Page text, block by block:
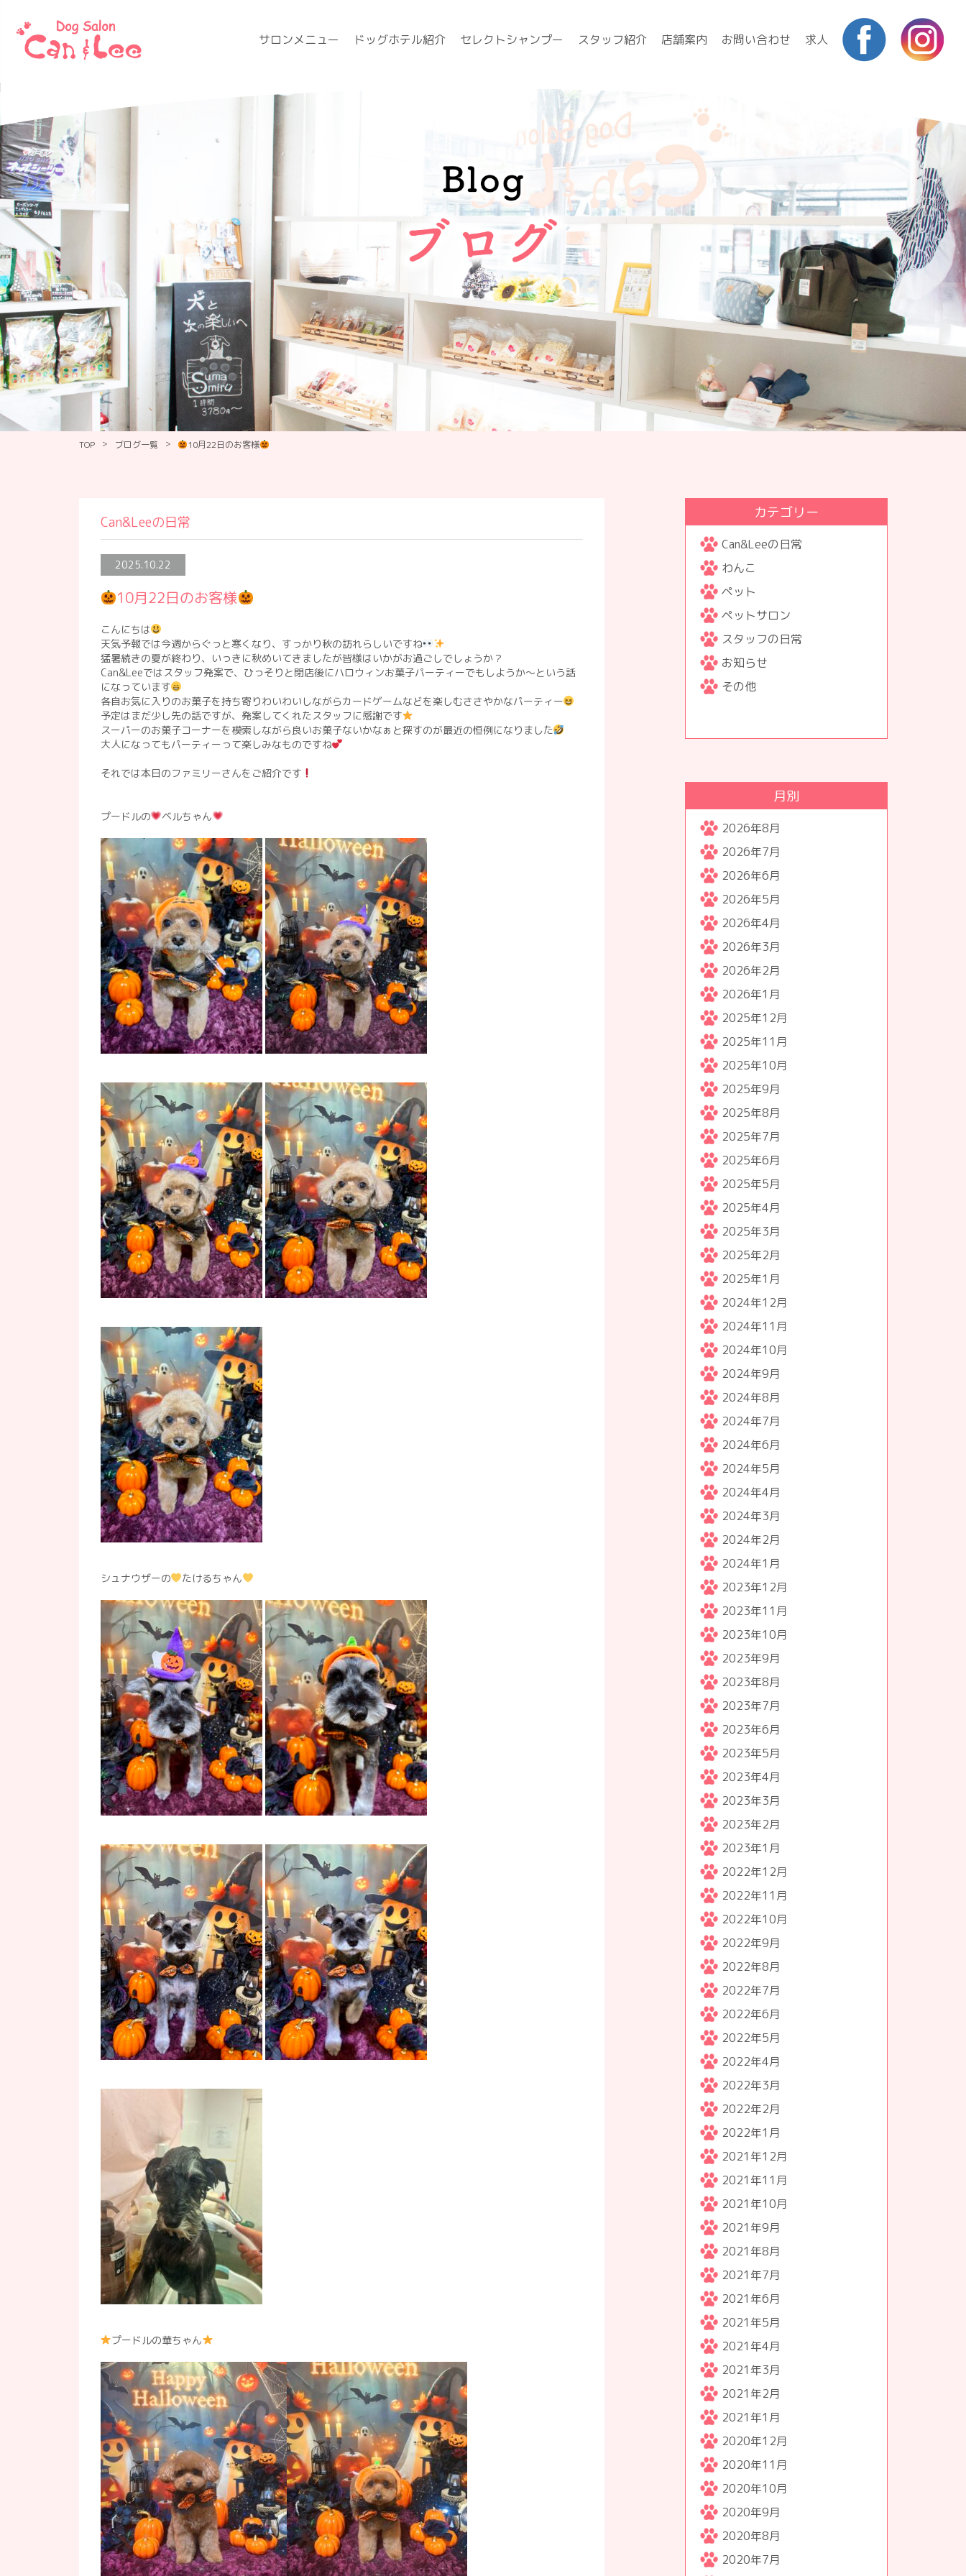
サロンメニュー ドッグホテル紹介 セレクトシャンプー スタッフ紹介 店舗案内 お問い合わせ 求人
TOP > ブログ一覧 > 10月22日のお客様
Can&Leeの日常
2025.10.22
10月22日のお客様
こんにちは
天気予報では今週からぐっと寒くなり、すっかり秋の訪れらしいですね
猛暑続きの夏が終わり、いっきに秋めいてきましたが皆様はいかがお過ごしでしょうか？
Can&Leeではスタッフ発案で、ひっそりと閉店後にハロウィンお菓子パーティーでもしようか〜という話
になっています
各自お気に入りのお菓子を持ち寄りわいわいしながらカードゲームなどを楽しむささやかなパーティー
予定はまだ少し先の話ですが、発案してくれたスタッフに感謝です
スーパーのお菓子コーナーを模索しながら良いお菓子ないかなぁと探すのが最近の恒例になりました
大人になってもパーティーって楽しみなものですね
それでは本日のファミリーさんをご紹介です
プードルの ベルちゃん
シュナウザーの たけるちゃん
プードルの華ちゃん
カテゴリー
Can&Leeの日常
わんこ
ペット
ペットサロン
スタッフの日常
お知らせ
その他
月別
2026年8月
2026年7月
2026年6月
2026年5月
2026年4月
2026年3月
2026年2月
2026年1月
2025年12月
2025年11月
2025年10月
2025年9月
2025年8月
2025年7月
2025年6月
2025年5月
2025年4月
2025年3月
2025年2月
2025年1月
2024年12月
2024年11月
2024年10月
2024年9月
2024年8月
2024年7月
2024年6月
2024年5月
2024年4月
2024年3月
2024年2月
2024年1月
2023年12月
2023年11月
2023年10月
2023年9月
2023年8月
2023年7月
2023年6月
2023年5月
2023年4月
2023年3月
2023年2月
2023年1月
2022年12月
2022年11月
2022年10月
2022年9月
2022年8月
2022年7月
2022年6月
2022年5月
2022年4月
2022年3月
2022年2月
2022年1月
2021年12月
2021年11月
2021年10月
2021年9月
2021年8月
2021年7月
2021年6月
2021年5月
2021年4月
2021年3月
2021年2月
2021年1月
2020年12月
2020年11月
2020年10月
2020年9月
2020年8月
2020年7月